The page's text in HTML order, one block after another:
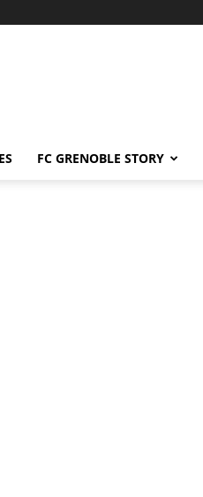
FC GRENOBLE STORY